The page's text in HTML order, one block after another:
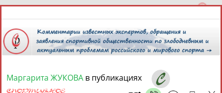
6 августа 2026 года,
Маргарита ЖУКОВА в публикациях